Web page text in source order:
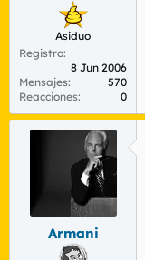
Asiduo
Registro
8 Jun 2006
Mensajes
570
Reacciones
0
Armani